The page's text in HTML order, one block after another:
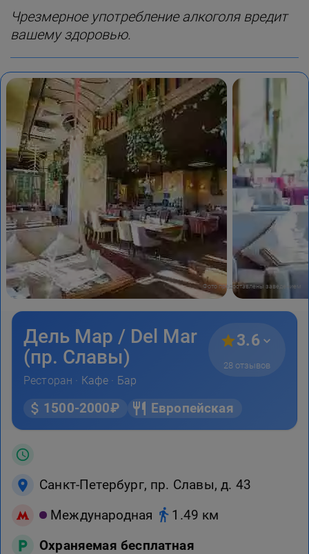
Чрезмерное употребление алкоголя вредит
вашему здоровью.
Фото предоставлены заведением
Дель Мар / Del Mar
(пр. Славы)
Ресторан · Кафе · Бар
3.6
28 отзывов
1500-2000₽ Европейская
Санкт-Петербург, пр. Славы, д. 43
Международная
1.49 км
Охраняемая бесплатная